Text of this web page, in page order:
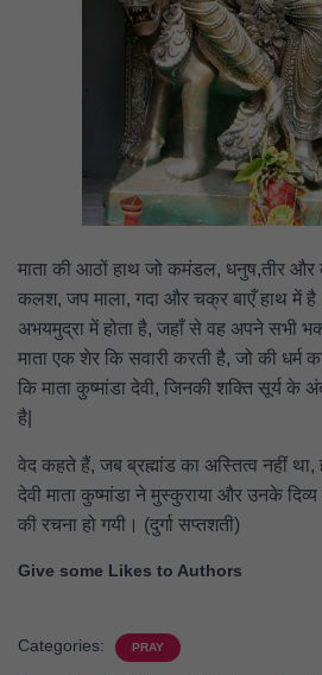
माता की आठों हाथ जो कमंडल, धनुष,तीर और
कलश, जप माला, गदा और चक्र बाएँ हाथ में
अभयमुद्रा में होता है, जहाँ से वह अपने सभी
माता एक शेर कि सवारी करती है, जो की धर्म
कि माता कुष्मांडा देवी, जिनकी शक्ति सूर्य के
है|
वेद कहते हैं, जब ब्रह्मांड का अस्तित्व नहीं था,
देवी माता कुष्मांडा ने मुस्कुराया और उनके
की रचना हो गयी। (दुर्गा सप्तशती)
Give some Likes to Authors
Categories: PRAY